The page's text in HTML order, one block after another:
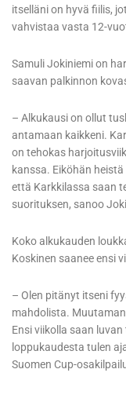
itselläni on hyvä fiilis,
vahvistaa vasta 12-
Samuli Jokiniemi on
saavan palkinnon
– Alkukausi on ollut
antamaan kaikkeni.
on tehokas
kanssa. Eiköhän
että Karkkilassa saan
suorituksen, sanoo
Koko alkukauden
Koskinen saanee ensi
– Olen pitänyt itseni
mahdolista.
Ensi viikolla saan
loppukaudesta tulen
Suomen Cup-